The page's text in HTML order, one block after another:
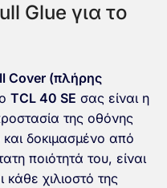
Glue για το
Cover (πλήρης
TCL 40 SE σας είναι η
της οθόνης
δοκιμασμένο από
ποιότητά του, είναι
χιλιοστό της